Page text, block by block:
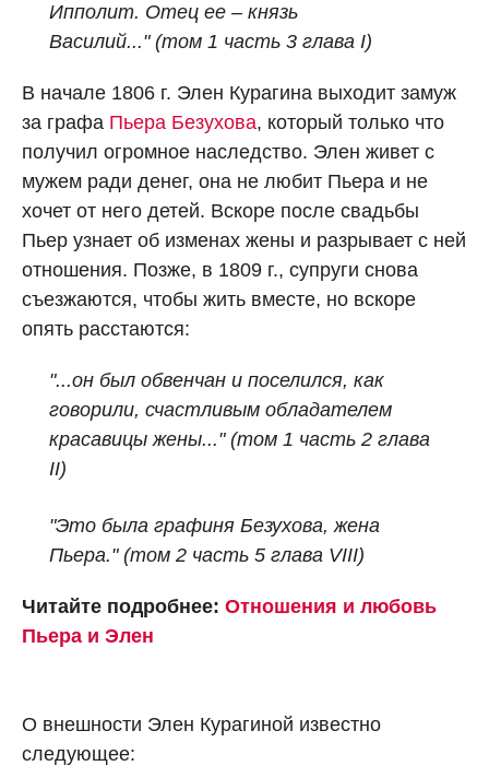
Ипполит. Отец ее – князь
Василий..." (том 1 часть 3 глава I)
В начале 1806 г. Элен Курагина выходит замуж
за графа Пьера Безухова, который только что
получил огромное наследство. Элен живет с
мужем ради денег, она не любит Пьера и не
хочет от него детей. Вскоре после свадьбы
Пьер узнает об изменах жены и разрывает с ней
отношения. Позже, в 1809 г., супруги снова
съезжаются, чтобы жить вместе, но вскоре
опять расстаются:
"...он был обвенчан и поселился, как
говорили, счастливым обладателем
красавицы жены..." (том 1 часть 2 глава
II)
"Это была графиня Безухова, жена
Пьера." (том 2 часть 5 глава VIII)
Читайте подробнее: Отношения и любовь
Пьера и Элен
О внешности Элен Курагиной известно
следующее: